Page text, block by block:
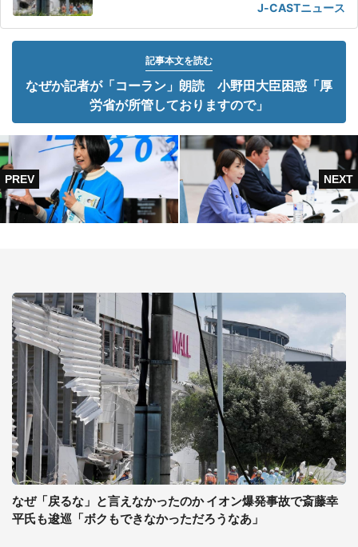
J-CASTニュース
記事本文を読む
なぜか記者が「コーラン」朗読 小野田大臣困惑「厚
労省が所管しておりますので」
なぜ「戻るな」と言えなかったのか イオン爆発事故で斎藤幸
平氏も逡巡「ボクもできなかっただろうなあ」